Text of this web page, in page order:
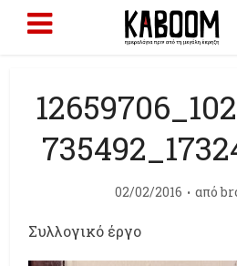
02/02/2016 από
Συλλογικό έργο